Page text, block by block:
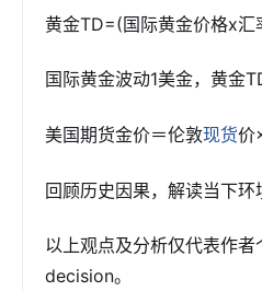
黄金TD=(国际黄金价格x汇
国际黄金波动1美金，黄金
美国期货金价＝伦敦现货价
回顾历史因果，解读当下
以上观点及分析仅代表作
decision。